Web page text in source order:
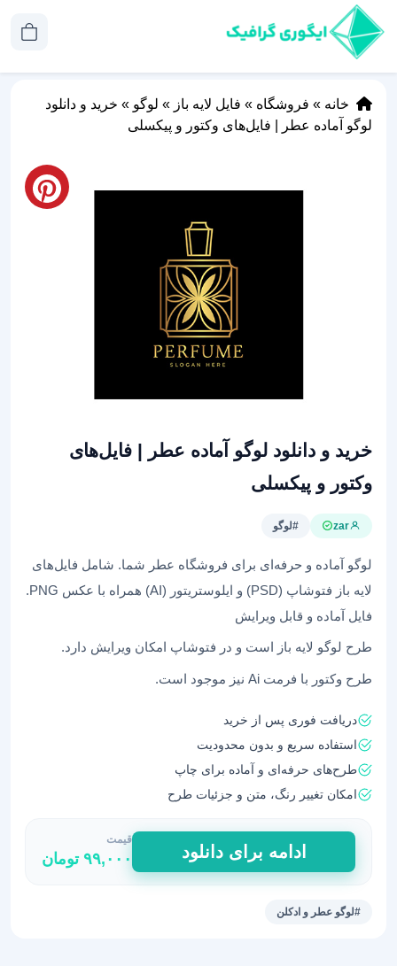
خانه » فروشگاه » فایل لایه باز » لوگو » خرید و دانلود
لوگو آماده عطر | فایل‌های وکتور و پیکسلی
خرید و دانلود لوگو آماده عطر | فایل‌های
وکتور و پیکسلی
zar #لوگو
لوگو آماده و حرفه‌ای برای فروشگاه عطر شما. شامل فایل‌های
لایه باز فتوشاپ (PSD) و ایلوستریتور (AI) همراه با عکس PNG.
فایل آماده و قابل ویرایش
طرح لوگو لایه باز است و در فتوشاپ امکان ویرایش دارد.
طرح وکتور با فرمت Ai نیز موجود است.
دریافت فوری پس از خرید
استفاده سریع و بدون محدودیت
طرح‌های حرفه‌ای و آماده برای چاپ
امکان تغییر رنگ، متن و جزئیات طرح
خرید
و
دانلود
لوگو
ادامه برای دانلود
قیمت
۹۹,۰۰۰ تومان
#لوگو عطر و ادکلن